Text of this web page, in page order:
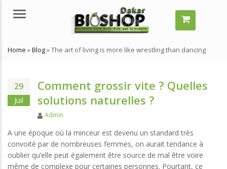
Menu
Home »Blog»The art of living is more like wrestling than dancing
29
Juil
Comment grossir vite ? Quelles
solutions naturelles ?
Author
Admin
A une époque où la minceur est devenu un standard très
convoité par de nombreuses femmes, on aurait tendance à
oublier qu’elle peut également être source de mal être voire
même de complexe pour certaines personnes. Pourtant, ce
grossir vite ?
solutions naturelles ?
Comment grossir vite ?
Quelles solutions naturelles ?